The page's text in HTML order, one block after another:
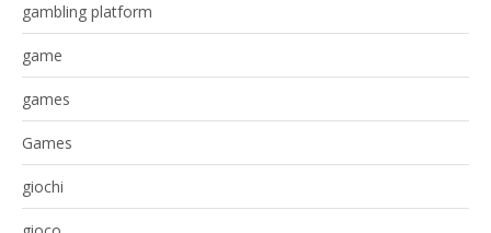
gambling platform
game
games
Games
giochi